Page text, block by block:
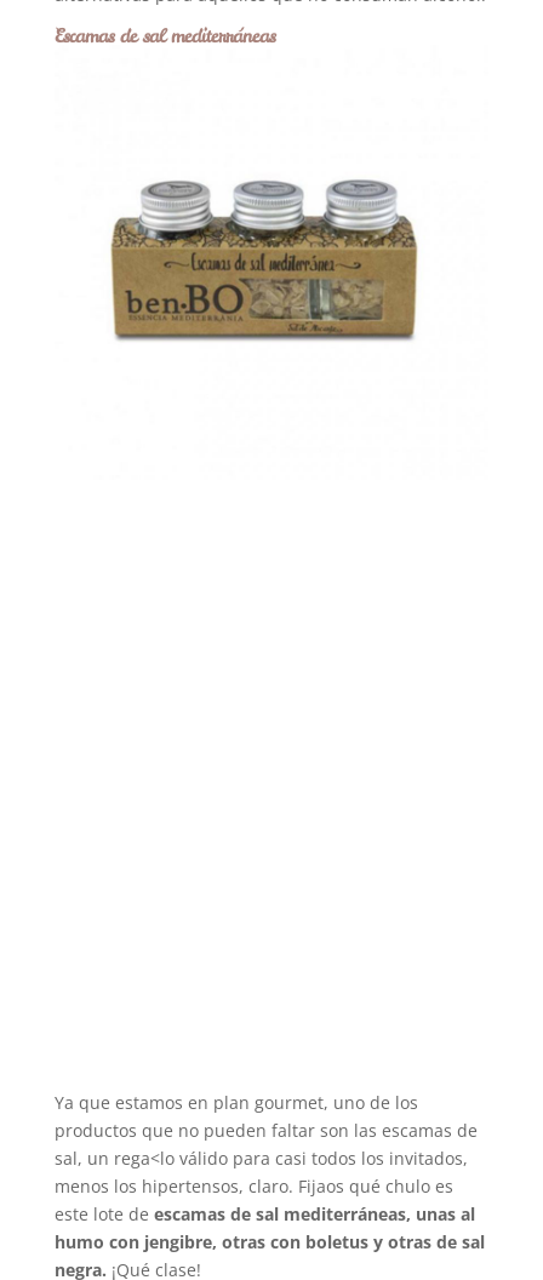
Escamas de sal mediterráneas
Ya que estamos en plan gourmet, uno de los
productos que no pueden faltar son las escamas de
sal, un rega<lo válido para casi todos los invitados,
menos los hipertensos, claro. Fijaos qué chulo es
este lote de escamas de sal mediterráneas, unas al
humo con jengibre, otras con boletus y otras de sal
negra. ¡Qué clase!